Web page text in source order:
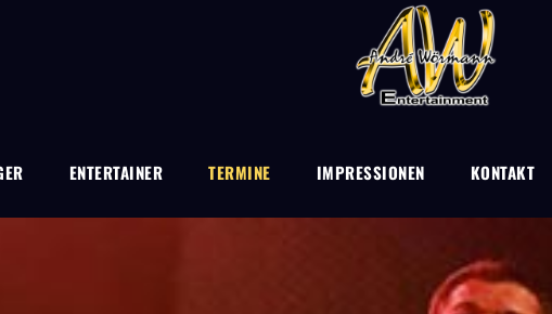
ENTERTAINER TERMINE IMPRESSIONEN KONTAKT